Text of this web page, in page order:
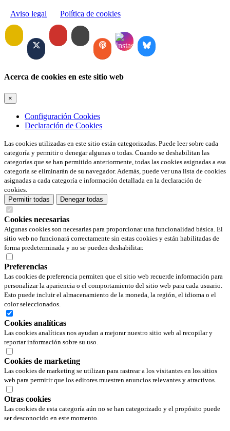
Aviso legal Política de cookies
Acerca de cookies en este sitio web
×
Configuración Cookies
Declaración de Cookies
Las cookies utilizadas en este sitio están categorizadas. Puede leer sobre cada
categoría y permitir o denegar algunas o todas. Cuando se deshabilitan las
categorías que se han permitido anteriormente, todas las cookies asignadas a esa
categoría se eliminarán de su navegador. Además, puede ver una lista de cookies
asignadas a cada categoría e información detallada en la declaración de
cookies.
Permitir todas
Denegar todas
Cookies necesarias
Algunas cookies son necesarias para proporcionar una funcionalidad básica. El
sitio web no funcionará correctamente sin estas cookies y están habilitadas de
forma predeterminada y no se pueden deshabilitar.
Preferencias
Las cookies de preferencia permiten que el sitio web recuerde información para
personalizar la apariencia o el comportamiento del sitio web para cada usuario.
Esto puede incluir el almacenamiento de la moneda, la región, el idioma o el
color seleccionados.
Cookies analíticas
Las cookies analíticas nos ayudan a mejorar nuestro sitio web al recopilar y
reportar información sobre su uso.
Cookies de marketing
Las cookies de marketing se utilizan para rastrear a los visitantes en los sitios
web para permitir que los editores muestren anuncios relevantes y atractivos.
Otras cookies
Las cookies de esta categoría aún no se han categorizado y el propósito puede
ser desconocido en este momento.